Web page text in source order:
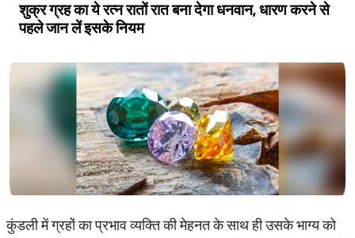
शुक्र ग्रह का ये रत्न रातों रात बना देगा धनवान, धारण करने से
पहले जान लें इसके नियम
कुंडली में ग्रहों का प्रभाव व्यक्ति की मेहनत के साथ ही उसके भाग्य को